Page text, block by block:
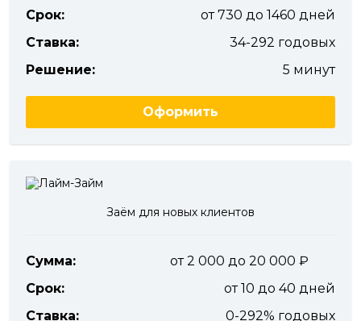
Срок:
от 730 до 1460 дней
Ставка:
34-292 годовых
Решение:
5 минут
Оформить
Заём для новых клиентов
Сумма:
от 2 000 до 20 000
Срок:
от 10 до 40 дней
Ставка:
0-292% годовых